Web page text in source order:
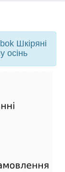
Шкіряні
осінь